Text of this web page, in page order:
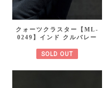
クォーツクラスター【ML-
0249】インド クルバレー
SOLD OUT